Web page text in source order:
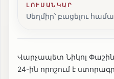
ԼՈՒՍԱՆԿԱՐ
Սեղմիր՝ բացելու
Վարչապետ Նիկոլ
24-ին որոշում է